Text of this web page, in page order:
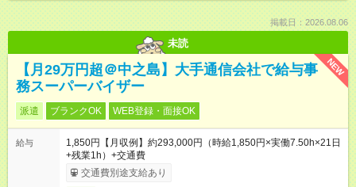
掲載日：2026.08.06
未読
NEW
【月29万円超＠中之島】大手通信会社で給与事
務スーパーバイザー
派遣 ブランクOK WEB登録・面接OK
給与
1,850円【月収例】約293,000円（時給1,850円×実働7.50h×21日
+残業1h）+交通費
交通費別途支給あり